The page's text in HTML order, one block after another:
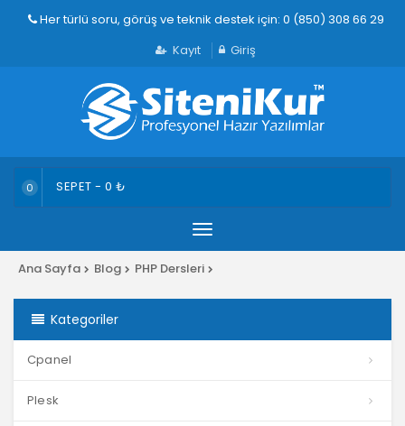
Her türlü soru, görüş ve teknik destek için: 0 (850) 308 66 29
Kayıt
Giriş
0 SEPET - 0 ₺
Menü
Ana Sayfa Blog PHP Dersleri
Kategoriler
Cpanel
Plesk